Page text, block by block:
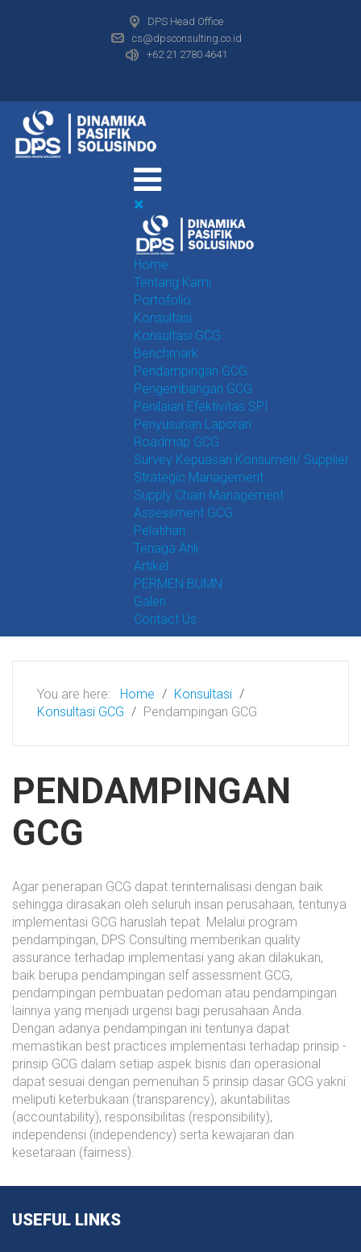
DPS Head Office
cs@dpsconsulting.co.id
+62 21 2780 4641
Home
Tentang Kami
Portofolio
Konsultasi
Konsultasi GCG
Benchmark
Pendampingan GCG
Pengembangan GCG
Penilaian Efektivitas SPI
Penyusunan Laporan
Roadmap GCG
Survey Kepuasan Konsumen/ Supplier
Strategic Management
Supply Chain Management
Assessment GCG
Pelatihan
Tenaga Ahli
Artikel
PERMEN BUMN
Galeri
Contact Us
You are here: Home
Konsultasi
Konsultasi GCG
Pendampingan GCG
PENDAMPINGAN
GCG
Agar penerapan GCG dapat terinternalisasi dengan baik
sehingga dirasakan oleh seluruh insan perusahaan, tentunya
implementasi GCG haruslah tepat. Melalui program
pendampingan, DPS Consulting memberikan quality
assurance terhadap implementasi yang akan dilakukan,
baik berupa pendampingan self assessment GCG,
pendampingan pembuatan pedoman atau pendampingan
lainnya yang menjadi urgensi bagi perusahaan Anda.
Dengan adanya pendampingan ini tentunya dapat
memastikan best practices implementasi terhadap prinsip -
prinsip GCG dalam setiap aspek bisnis dan operasional
dapat sesuai dengan pemenuhan 5 prinsip dasar GCG yakni
meliputi keterbukaan (transparency), akuntabilitas
(accountability), responsibilitas (responsibility),
independensi (independency) serta kewajaran dan
kesetaraan (fairness).
USEFUL LINKS